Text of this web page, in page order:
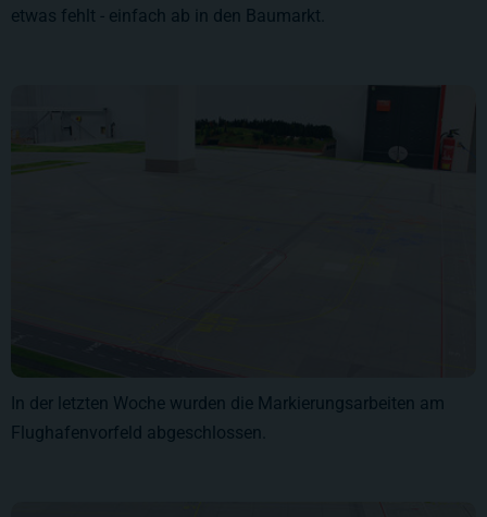
etwas fehlt - einfach ab in den Baumarkt.
In der letzten Woche wurden die Markierungsarbeiten am
Flughafenvorfeld abgeschlossen.